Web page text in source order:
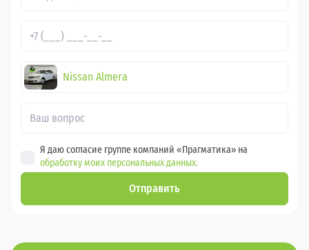
Nissan Almera
Я даю согласие группе компаний «Прагматика» на
обработку моих персональных данных.
Отправить